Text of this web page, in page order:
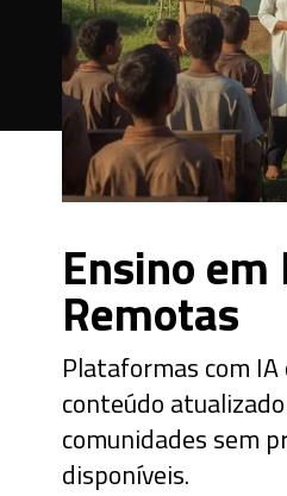
Plataformas com
conteúdo
comunidades sem
disponíveis.
Ensino em
Remotas